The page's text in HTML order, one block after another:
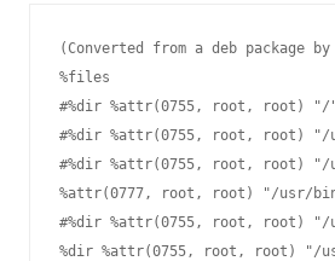
(Converted from a deb package
%files
#%dir %attr(0755, root, root) "/
#%dir %attr(0755, root, root) "/
#%dir %attr(0755, root, root) "/
%attr(0777, root, root) "/usr/
#%dir %attr(0755, root, root)
%dir %attr(0755, root, root) "/